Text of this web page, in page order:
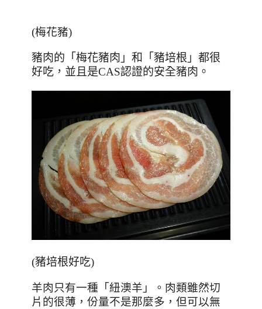
(梅花豬)
豬肉的「梅花豬肉」和「豬培根」都很
好吃，並且是CAS認證的安全豬肉。
(豬培根好吃)
羊肉只有一種「紐澳羊」。肉類雖然切
片的很薄，份量不是那麼多，但可以無